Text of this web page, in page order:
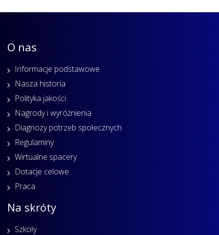
O nas
Informacje podstawowe
Nasza historia
Polityka jakości
Nagrody i wyróżnienia
Diagnozy potrzeb społecznych
Regulaminy
Wirtualne spacery
Dotacje celowe
Praca
Na skróty
Szkoły